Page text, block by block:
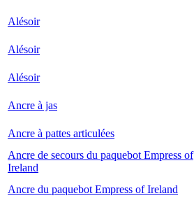
Alésoir
Alésoir
Alésoir
Ancre à jas
Ancre à pattes articulées
Ancre de secours du paquebot Empress of
Ireland
Ancre du paquebot Empress of Ireland